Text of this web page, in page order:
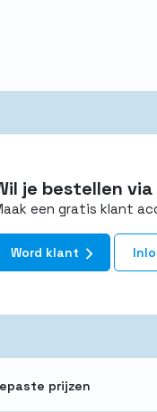
je bestellen
een gratis klant
Word klant
prijzen